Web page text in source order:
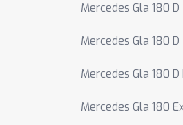
Mercedes Gla 180
Mercedes Gla 180
Mercedes Gla 180
Mercedes Gla 180